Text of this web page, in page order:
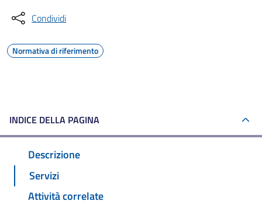
Condividi
Normativa di riferimento
INDICE DELLA PAGINA
Descrizione
Servizi
Attività correlate